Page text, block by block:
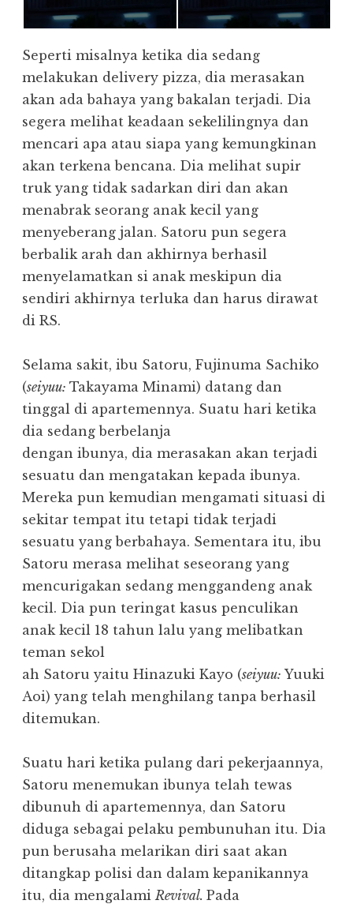
Seperti misalnya ketika dia sedang
melakukan delivery pizza, dia merasakan
akan ada bahaya yang bakalan terjadi. Dia
segera melihat keadaan sekelilingnya dan
mencari apa atau siapa yang kemungkinan
akan terkena bencana. Dia melihat supir
truk yang tidak sadarkan diri dan akan
menabrak seorang anak kecil yang
menyeberang jalan. Satoru pun segera
berbalik arah dan akhirnya berhasil
menyelamatkan si anak meskipun dia
sendiri akhirnya terluka dan harus dirawat
di RS.
Selama sakit, ibu Satoru, Fujinuma Sachiko
(seiyuu: Takayama Minami) datang dan
tinggal di apartemennya. Suatu hari ketika
dia sedang berbelanja
dengan ibunya, dia merasakan akan terjadi
sesuatu dan mengatakan kepada ibunya.
Mereka pun kemudian mengamati situasi di
sekitar tempat itu tetapi tidak terjadi
sesuatu yang berbahaya. Sementara itu, ibu
Satoru merasa melihat seseorang yang
mencurigakan sedang menggandeng anak
kecil. Dia pun teringat kasus penculikan
anak kecil 18 tahun lalu yang melibatkan
teman sekol
ah Satoru yaitu Hinazuki Kayo (seiyuu: Yuuki
Aoi) yang telah menghilang tanpa berhasil
ditemukan.
Suatu hari ketika pulang dari pekerjaannya,
Satoru menemukan ibunya telah tewas
dibunuh di apartemennya, dan Satoru
diduga sebagai pelaku pembunuhan itu. Dia
pun berusaha melarikan diri saat akan
ditangkap polisi dan dalam kepanikannya
itu, dia mengalamiRevival. Pada